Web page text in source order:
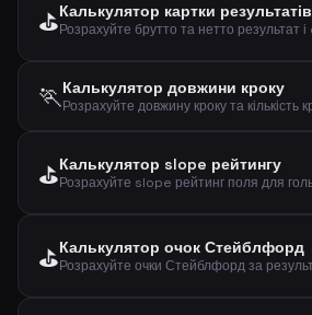
⛳Калькулятор картки результатів
🏃Калькулятор довжини кроку
⛳Калькулятор slope рейтингу
⛳Калькулятор очок Стейблфорд